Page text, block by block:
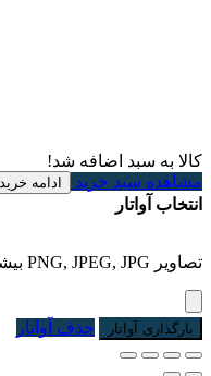
کالا به سبد اضافه شد!
مشاهده سبد خرید
ادامه خرید
انتخاب آواتار
تصاویر PNG, JPEG, JPG بیشترین حجم مجاز 3 مگابایت
بارگذاری آواتار حذف آواتار